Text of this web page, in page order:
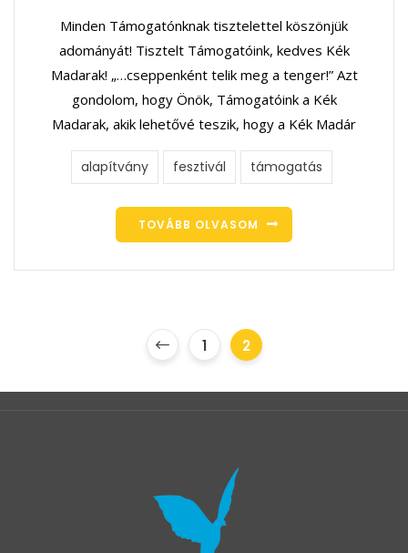
Minden Támogatónknak tisztelettel köszönjük
adományát! Tisztelt Támogatóink, kedves Kék
Madarak! „…cseppenként telik meg a tenger!” Azt
gondolom, hogy Önök, Támogatóink a Kék
Madarak, akik lehetővé teszik, hogy a Kék Madár
alapítvány fesztivál támogatás
TOVÁBB OLVASOM
1 2